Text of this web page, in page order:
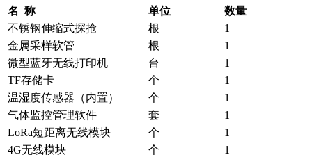
名 称 单位
数量
不锈钢伸缩式探抢
根
1
金属采样软管
根
1
微型蓝牙无线打印机
台
1
TF存储卡
个
1
温湿度传感器（内置）
个
1
气体监控管理软件
套
1
LoRa短距离无线模块
个
1
4G无线模块
个
1